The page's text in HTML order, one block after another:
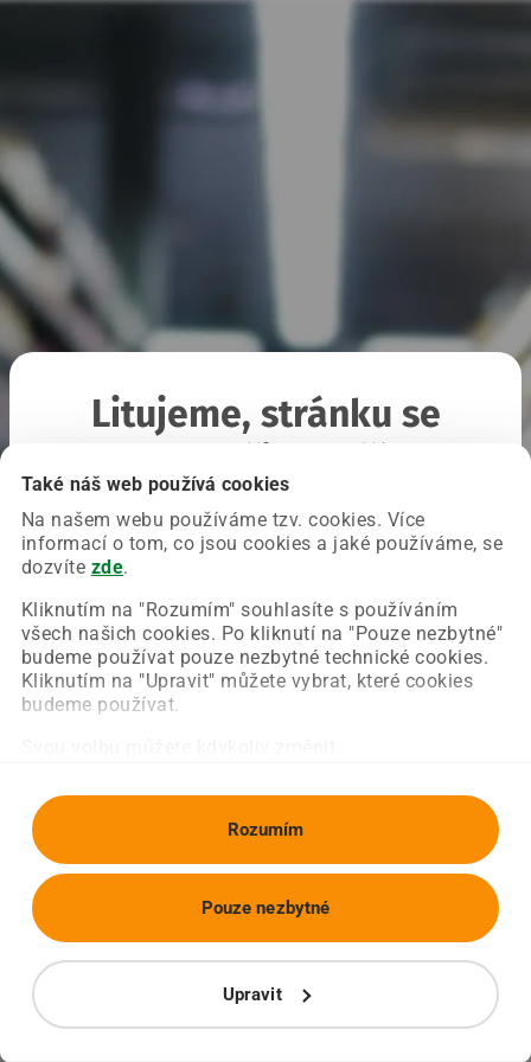
Také náš web používá cookies
Na našem webu používáme tzv. cookies. Více
informací o tom, co jsou cookies a jaké používáme, se
dozvíte zde.
Kliknutím na "Rozumím" souhlasíte s používáním
všech našich cookies. Po kliknutí na "Pouze nezbytné"
budeme používat pouze nezbytné technické cookies.
Kliknutím na "Upravit" můžete vybrat, které cookies
budeme používat.
Rozumím
Upravit
Pouze nezbytné
Litujeme, stránku se
Chyba nastala na naší straně a už ji opravujeme.
Zkuste prosím znovu načíst požadovanou stránku.
Obnovit stránku Úvodní strana